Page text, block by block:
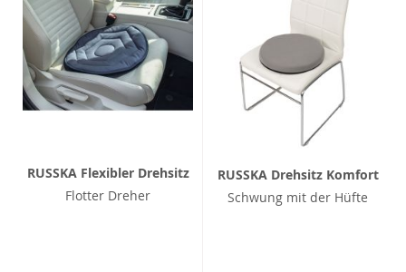
RUSSKA Flexibler Drehsitz
Flotter Dreher
RUSSKA Drehsitz Komfort
Schwung mit der Hüfte